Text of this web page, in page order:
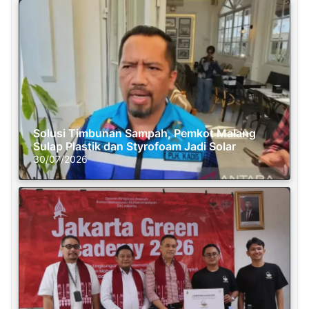
Solusi Timbunan Sampah, Pemkot Malang
Sulap Plastik dan Styrofoam Jadi Solar
30/07/2026